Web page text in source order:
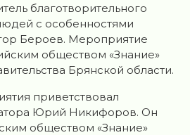
благотворительного
с особенностями
Бероев. Мероприятие
обществом «Знание»
Брянской области.
приветствовал
Юрий Никифоров. Он
обществом «Знание»